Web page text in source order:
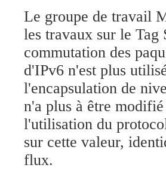
Le groupe de travail
les travaux sur le
commutation des
d'IPv6 n'est plus
l'encapsulation de
n'a plus à être
l'utilisation du
sur cette valeur,
flux.